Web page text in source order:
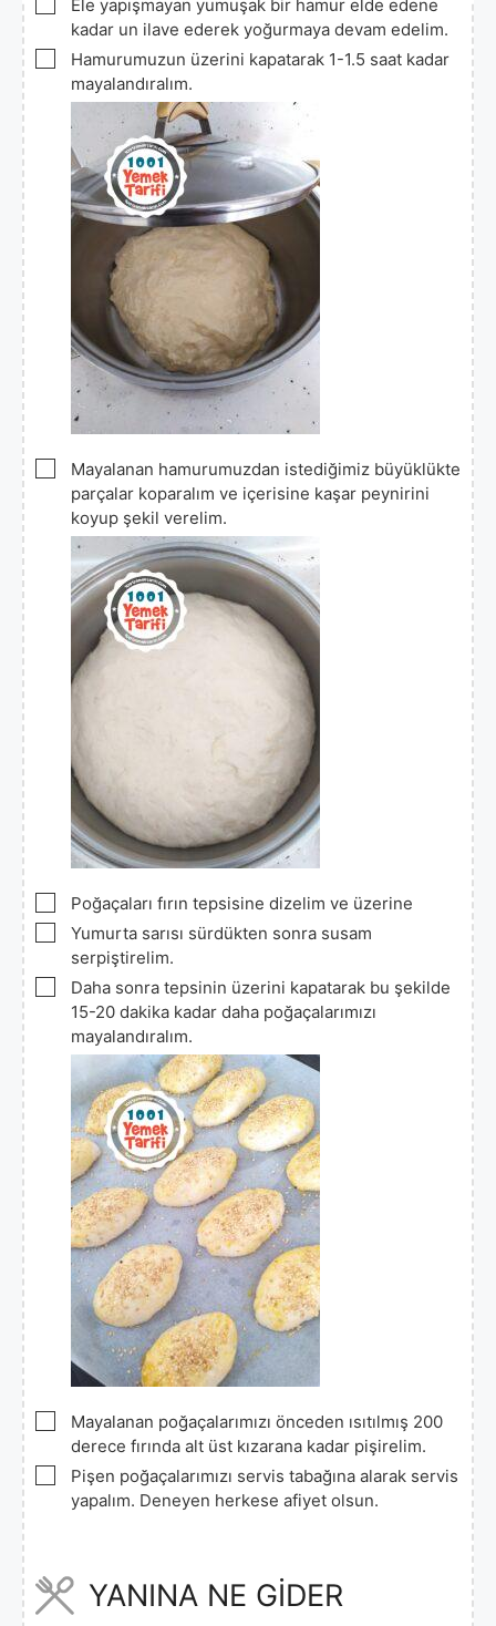
Ele yapışmayan yumuşak bir hamur elde edene
kadar un ilave ederek yoğurmaya devam edelim.
▢
Hamurumuzun üzerini kapatarak 1-1.5 saat kadar
mayalandıralım.
▢
Mayalanan hamurumuzdan istediğimiz büyüklükte
parçalar koparalım ve içerisine kaşar peynirini
koyup şekil verelim.
▢
Poğaçaları fırın tepsisine dizelim ve üzerine
▢
Yumurta sarısı sürdükten sonra susam
serpiştirelim.
▢
Daha sonra tepsinin üzerini kapatarak bu şekilde
15-20 dakika kadar daha poğaçalarımızı
mayalandıralım.
▢
Mayalanan poğaçalarımızı önceden ısıtılmış 200
derece fırında alt üst kızarana kadar pişirelim.
▢
Pişen poğaçalarımızı servis tabağına alarak servis
yapalım. Deneyen herkese afiyet olsun.
YANINA NE GİDER